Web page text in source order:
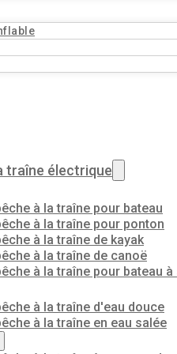
traîne électrique
à la traîne pour bateau
à la traîne pour ponton
à la traîne de kayak
à la traîne de canoë
à la traîne pour bateau à
à la traîne d'eau douce
à la traîne en eau salée